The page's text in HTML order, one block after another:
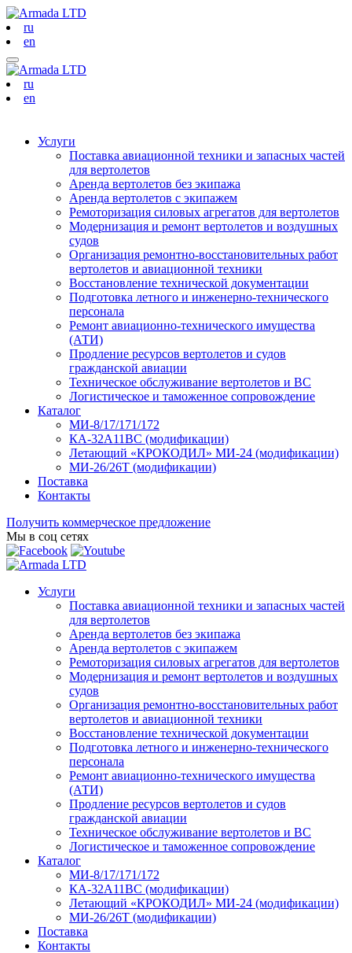
ru
en
ru
en
Услуги
Поставка авиационной техники и запасных частей
для вертолетов
Аренда вертолетов без экипажа
Аренда вертолетов с экипажем
Ремоторизация силовых агрегатов для вертолетов
Модернизация и ремонт вертолетов и воздушных
судов
Организация ремонтно-восстановительных работ
вертолетов и авиационной техники
Восстановление технической документации
Подготовка летного и инженерно-технического
персонала
Ремонт авиационно-технического имущества
(АТИ)
Продление ресурсов вертолетов и судов
гражданской авиации
Техническое обслуживание вертолетов и ВС
Логистическое и таможенное сопровождение
Каталог
МИ-8/17/171/172
КА-32А11ВС (модификации)
Летающий «КРОКОДИЛ» МИ-24 (модификации)
МИ-26/26Т (модификации)
Поставка
Контакты
Получить коммерческое предложение
Мы в соц сетях
Услуги
Поставка авиационной техники и запасных частей
для вертолетов
Аренда вертолетов без экипажа
Аренда вертолетов с экипажем
Ремоторизация силовых агрегатов для вертолетов
Модернизация и ремонт вертолетов и воздушных
судов
Организация ремонтно-восстановительных работ
вертолетов и авиационной техники
Восстановление технической документации
Подготовка летного и инженерно-технического
персонала
Ремонт авиационно-технического имущества
(АТИ)
Продление ресурсов вертолетов и судов
гражданской авиации
Техническое обслуживание вертолетов и ВС
Логистическое и таможенное сопровождение
Каталог
МИ-8/17/171/172
КА-32А11ВС (модификации)
Летающий «КРОКОДИЛ» МИ-24 (модификации)
МИ-26/26Т (модификации)
Поставка
Контакты